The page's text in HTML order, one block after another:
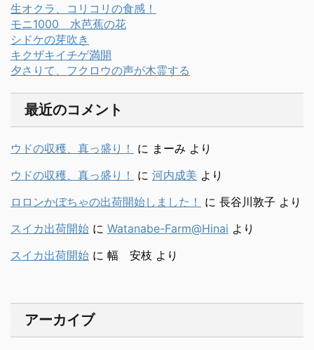
生オクラ、コリコリの食感！
モニ1000 水芭蕉の花
シドケの芽吹き
キクザキイチゲ満開
夕さりて、フクロウの声が木霊する
最近のコメント
ウドの収穫、真っ盛り！ に まーみ より
ウドの収穫、真っ盛り！
に 河内成美 より
ロロンかぼちゃの出荷開始しました！
に 長谷川敦子 より
スイカ出荷開始 に Watanabe-Farm@Hinai より
スイカ出荷開始 に 幅 安枝 より
アーカイブ